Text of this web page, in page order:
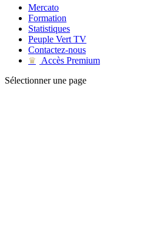
Mercato
Formation
Statistiques
Peuple Vert TV
Contactez-nous
♛
Accès Premium
Sélectionner une page